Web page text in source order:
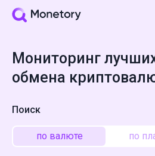
Мониторинг
обмена
Поиск
по валюте по